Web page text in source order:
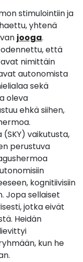
stimulointiin ja
yhtenä
jooga.
että
nimittäin
autonomista
sekä
oleva
ehkä siihen,
vaikutusta,
perustuva
kognitiivisiin
Jopa sellaiset
jotka eivät
Heidän
kun he